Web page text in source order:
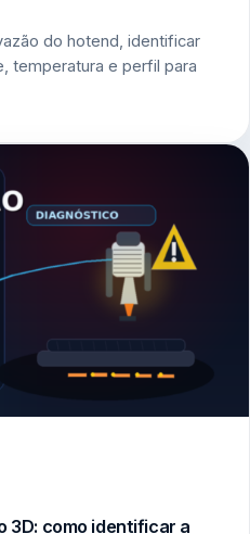
do hotend, identificar
temperatura e perfil para
3D: como identificar a